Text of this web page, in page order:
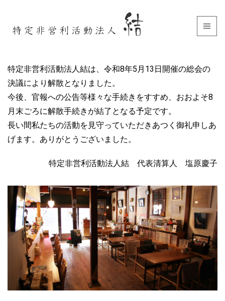
特定非営利活動法人結は、令和8年5月13日開催の総会の
決議により解散となりました。
今後、官報への公告等様々な手続きをすすめ、おおよそ8
月末ごろに解散手続きが結了となる予定です。
長い間私たちの活動を見守っていただきあつく御礼申しあ
げます。ありがとうございました。
特定非営利活動法人結 代表清算人 塩原慶子